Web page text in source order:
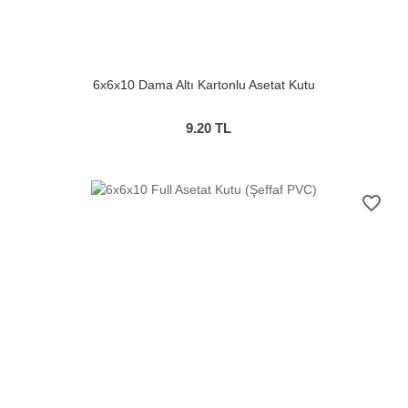
6x6x10 Dama Altı Kartonlu Asetat Kutu
9.20 TL
favorite_border